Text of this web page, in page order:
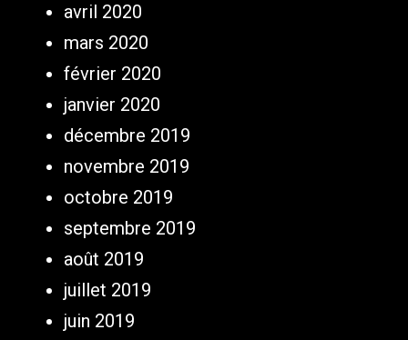
avril 2020
mars 2020
février 2020
janvier 2020
décembre 2019
novembre 2019
octobre 2019
septembre 2019
août 2019
juillet 2019
juin 2019